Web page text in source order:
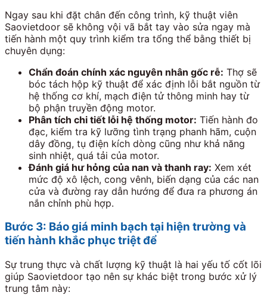
Ngay sau khi đặt chân đến công trình, kỹ thuật viên
Saovietdoor sẽ không vội vã bắt tay vào sửa ngay mà
tiến hành một quy trình kiểm tra tổng thể bằng thiết bị
chuyên dụng:
Chẩn đoán chính xác nguyên nhân gốc rễ: Thợ sẽ
bóc tách hộp kỹ thuật để xác định lỗi bắt nguồn từ
hệ thống cơ khí, mạch điện tử thông minh hay từ
bộ phận truyền động motor.
Phân tích chi tiết lỗi hệ thống motor: Tiến hành đo
đạc, kiểm tra kỹ lưỡng tình trạng phanh hãm, cuộn
dây đồng, tụ điện kích dòng cũng như khả năng
sinh nhiệt, quá tải của motor.
Đánh giá hư hỏng của nan và thanh ray: Xem xét
mức độ xô lệch, cong vênh, biến dạng của các nan
cửa và đường ray dẫn hướng để đưa ra phương án
nắn chỉnh phù hợp.
Bước 3: Báo giá minh bạch tại hiện trường và
tiến hành khắc phục triệt để
Sự trung thực và chất lượng kỹ thuật là hai yếu tố cốt lõi
giúp Saovietdoor tạo nên sự khác biệt trong bước xử lý
trung tâm này: